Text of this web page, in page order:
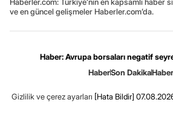
Haberler.com: Türkiye’nin en kapsamlı haber
ve en güncel gelişmeler Haberler.com’da.
Haber: Avrupa borsaları negatif
HaberSon Dakika
Gizlilik ve çerez ayarları [Hata Bildir]